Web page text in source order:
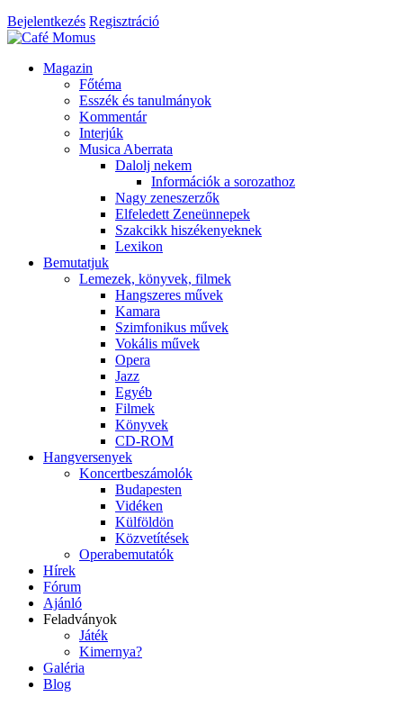
Bejelentkezés Regisztráció
Magazin
Főtéma
Esszék és tanulmányok
Kommentár
Interjúk
Musica Aberrata
Dalolj nekem
Információk a sorozathoz
Nagy zeneszerzők
Elfeledett Zeneünnepek
Szakcikk hiszékenyeknek
Lexikon
Bemutatjuk
Lemezek, könyvek, filmek
Hangszeres művek
Kamara
Szimfonikus művek
Vokális művek
Opera
Jazz
Egyéb
Filmek
Könyvek
CD-ROM
Hangversenyek
Koncertbeszámolók
Budapesten
Vidéken
Külföldön
Közvetítések
Operabemutatók
Hírek
Fórum
Ajánló
Feladványok
Játék
Kimernya?
Galéria
Blog